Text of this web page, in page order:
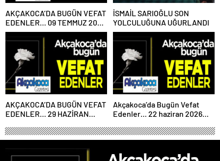
AKÇAKOCA’DA BUGÜN VEFAT
EDENLER… 09 TEMMUZ 2026
PERŞEMBE
İSMAİL SARIOĞLU SON
YOLCULUĞUNA UĞURLANDI
AKÇAKOCA’DA BUGÜN VEFAT
EDENLER… 29 HAZİRAN
Akçakoca’da Bugün Vefat
Edenler… 22 haziran 2026